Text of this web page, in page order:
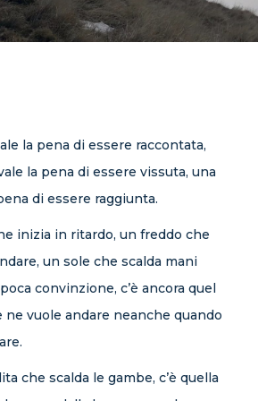
la pena di essere raccontata,
la pena di essere vissuta, una
di essere raggiunta.
inizia in ritardo, un freddo che
un sole che scalda mani
convinzione, c’è ancora quel
vuole andare neanche quando
che scalda le gambe, c’è quella